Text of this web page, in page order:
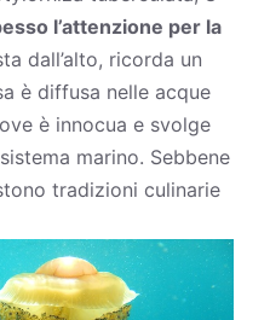
l’attenzione per la
dall’alto, ricorda un
è diffusa nelle acque
è innocua e svolge
marino. Sebbene
tradizioni culinarie